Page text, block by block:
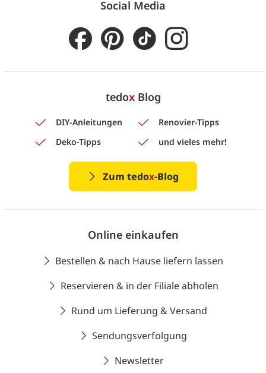
Social Media
tedoxBlog
DIY-Anleitungen
Renovier-Tipps
Deko-Tipps
und vieles mehr!
Zum tedox-Blog
Online einkaufen
Bestellen & nach Hause liefern lassen
Reservieren & in der Filiale abholen
Rund um Lieferung & Versand
Sendungsverfolgung
Newsletter